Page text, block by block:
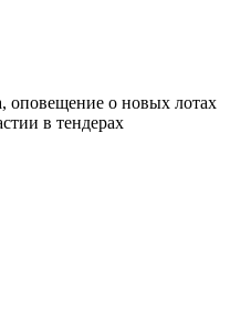
оповещение о новых лотах
в тендерах